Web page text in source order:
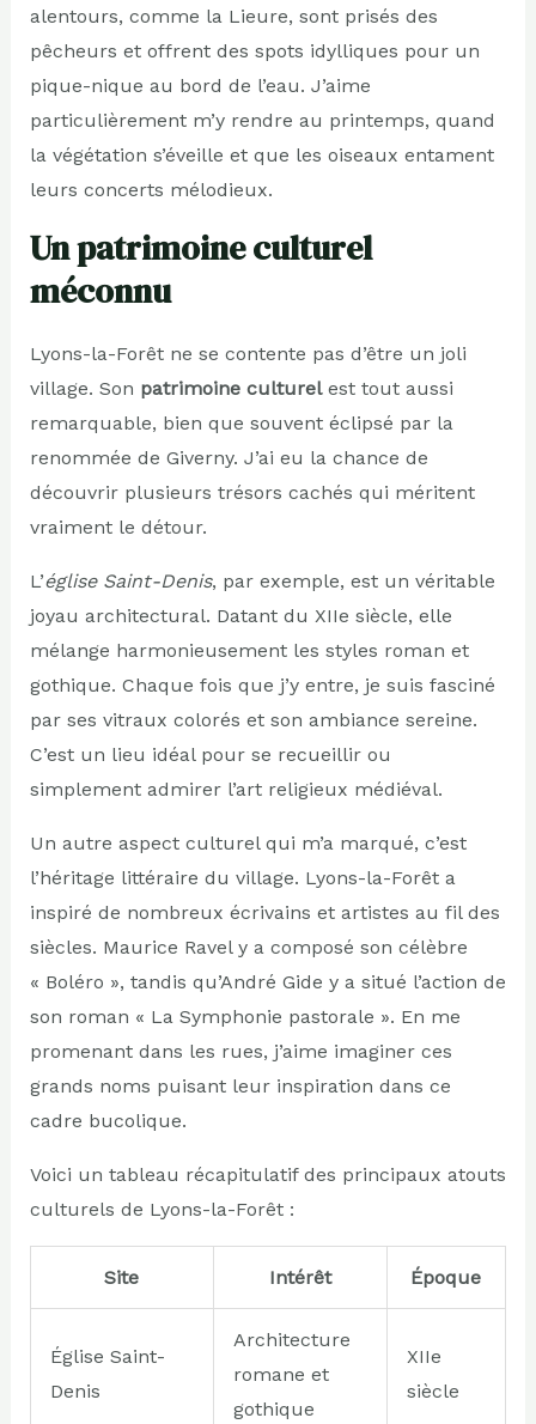
alentours, comme la Lieure, sont prisés des
pêcheurs et offrent des spots idylliques pour un
pique-nique au bord de l’eau. J’aime
particulièrement m’y rendre au printemps, quand
la végétation s’éveille et que les oiseaux entament
leurs concerts mélodieux.
Un patrimoine culturel
méconnu
Lyons-la-Forêt ne se contente pas d’être un joli
village. Son patrimoine culturelest tout aussi
remarquable, bien que souvent éclipsé par la
renommée de Giverny. J’ai eu la chance de
découvrir plusieurs trésors cachés qui méritent
vraiment le détour.
L’église Saint-Denis, par exemple, est un véritable
joyau architectural. Datant du XIIe siècle, elle
mélange harmonieusement les styles roman et
gothique. Chaque fois que j’y entre, je suis fasciné
par ses vitraux colorés et son ambiance sereine.
C’est un lieu idéal pour se recueillir ou
simplement admirer l’art religieux médiéval.
Un autre aspect culturel qui m’a marqué, c’est
l’héritage littéraire du village. Lyons-la-Forêt a
inspiré de nombreux écrivains et artistes au fil des
siècles. Maurice Ravel y a composé son célèbre
« Boléro », tandis qu’André Gide y a situé l’action de
son roman « La Symphonie pastorale ». En me
promenant dans les rues, j’aime imaginer ces
grands noms puisant leur inspiration dans ce
cadre bucolique.
Voici un tableau récapitulatif des principaux atouts
culturels de Lyons-la-Forêt :
Site Intérêt Époque
Église Saint-
Denis
Architecture
romane et
gothique
XIIe
siècle